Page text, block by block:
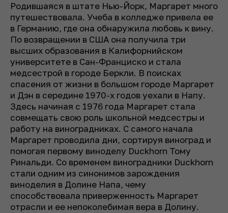
Родившаяся в штате Нью-Йорк, Маргарет много
путешествовала. Учеба в колледже привела ее
в Германию, где она обнаружила любовь к вину.
По возвращении в США она получила три
высших образования в Калифорнийском
университете в Сан-Франциско и стала
медсестрой в городе Беркли. В поисках
спасения от жизни в большом городе Маргарет
и Дэн в середине 1970-х годов уехали в Напу.
Здесь начиная с 1976 года Маргарет стала
совмещать свою роль школьной медсестры и
работу на виноградниках. С самого начала
Маргарет проводила дни, сортируя виноград и
помогая первому виноделу Duckhorn Тому
Ринальди. Со временем виноградники Duckhorn
стали одним из синонимов зарождения
виноделия в Долине Напа, чему
способствовала приверженность Маргарет
отрасли и ее непоколебимая вера в Долину.